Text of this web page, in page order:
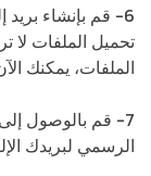
6- قم بإنشاء بريد
تحميل الملفات لا
الملفات، يمكنك
7- قم بالوصول
الرسمي لبريدك